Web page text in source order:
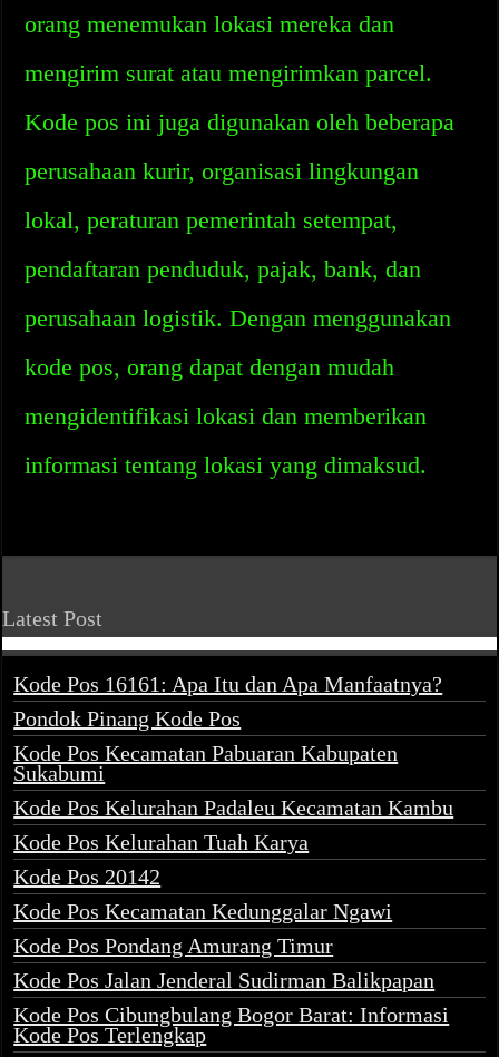
orang menemukan lokasi mereka dan
mengirim surat atau mengirimkan parcel.
Kode pos ini juga digunakan oleh beberapa
perusahaan kurir, organisasi lingkungan
lokal, peraturan pemerintah setempat,
pendaftaran penduduk, pajak, bank, dan
perusahaan logistik. Dengan menggunakan
kode pos, orang dapat dengan mudah
mengidentifikasi lokasi dan memberikan
informasi tentang lokasi yang dimaksud.
Latest Post
Kode Pos 16161: Apa Itu dan Apa Manfaatnya?
Pondok Pinang Kode Pos
Kode Pos Kecamatan Pabuaran Kabupaten
Sukabumi
Kode Pos Kelurahan Padaleu Kecamatan Kambu
Kode Pos Kelurahan Tuah Karya
Kode Pos 20142
Kode Pos Kecamatan Kedunggalar Ngawi
Kode Pos Pondang Amurang Timur
Kode Pos Jalan Jenderal Sudirman Balikpapan
Kode Pos Cibungbulang Bogor Barat: Informasi
Kode Pos Terlengkap